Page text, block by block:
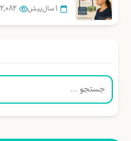
1 سال پیش 2,082 بازدید